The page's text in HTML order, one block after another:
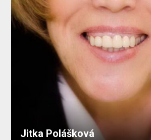
Jitka Polášková